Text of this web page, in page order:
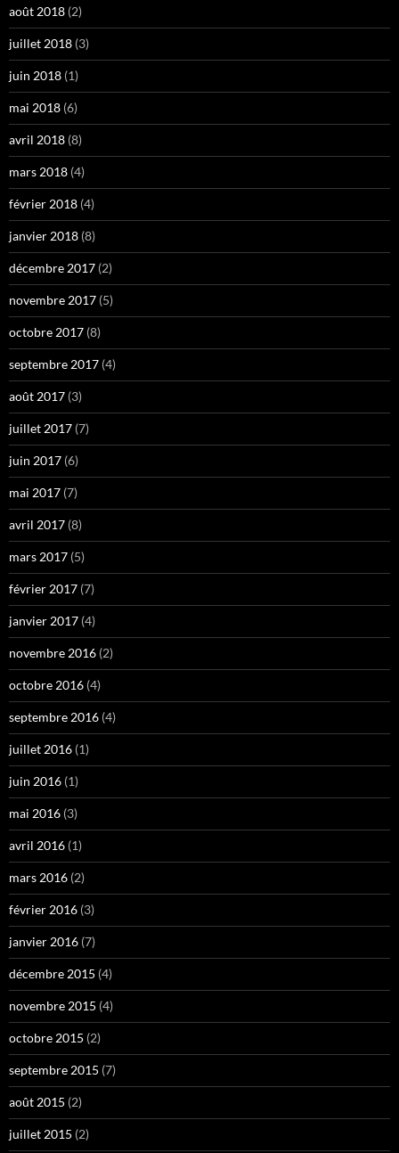
août 2018 (2)
juillet 2018 (3)
juin 2018 (1)
mai 2018 (6)
avril 2018 (8)
mars 2018 (4)
février 2018 (4)
janvier 2018 (8)
décembre 2017 (2)
novembre 2017 (5)
octobre 2017 (8)
septembre 2017 (4)
août 2017 (3)
juillet 2017 (7)
juin 2017 (6)
mai 2017 (7)
avril 2017 (8)
mars 2017 (5)
février 2017 (7)
janvier 2017 (4)
novembre 2016 (2)
octobre 2016 (4)
septembre 2016 (4)
juillet 2016 (1)
juin 2016 (1)
mai 2016 (3)
avril 2016 (1)
mars 2016 (2)
février 2016 (3)
janvier 2016 (7)
décembre 2015 (4)
novembre 2015 (4)
octobre 2015 (2)
septembre 2015 (7)
août 2015 (2)
juillet 2015 (2)